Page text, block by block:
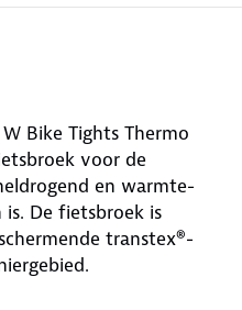
Bike Tights Thermo
voor de
en warmte-
is. De fietsbroek is
transtex®-